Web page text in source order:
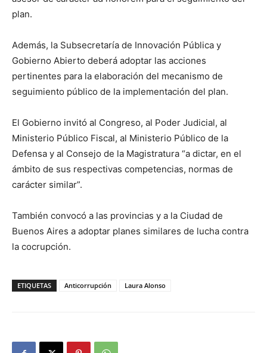
plan.
Además, la Subsecretaría de Innovación Pública y
Gobierno Abierto deberá adoptar las acciones
pertinentes para la elaboración del mecanismo de
seguimiento público de la implementación del plan.
El Gobierno invitó al Congreso, al Poder Judicial, al
Ministerio Público Fiscal, al Ministerio Público de la
Defensa y al Consejo de la Magistratura “a dictar, en el
ámbito de sus respectivas competencias, normas de
carácter similar”.
También convocó a las provincias y a la Ciudad de
Buenos Aires a adoptar planes similares de lucha contra
la cocrupción.
ETIQUETAS Anticorrupción Laura Alonso